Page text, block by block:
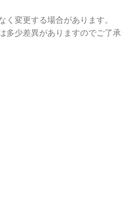
変更する場合があります。
多少差異がありますのでご了承